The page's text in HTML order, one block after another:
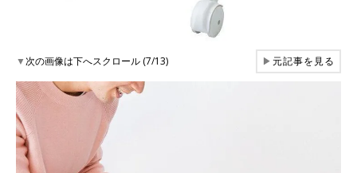
▼次の画像は下へスクロール (7/13) ▶元記事を見る